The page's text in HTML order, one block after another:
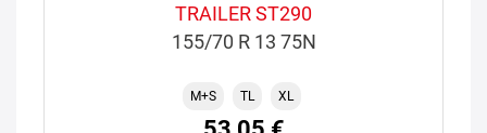
TRAILER ST290
155/70 R 13 75N
M+S TL XL